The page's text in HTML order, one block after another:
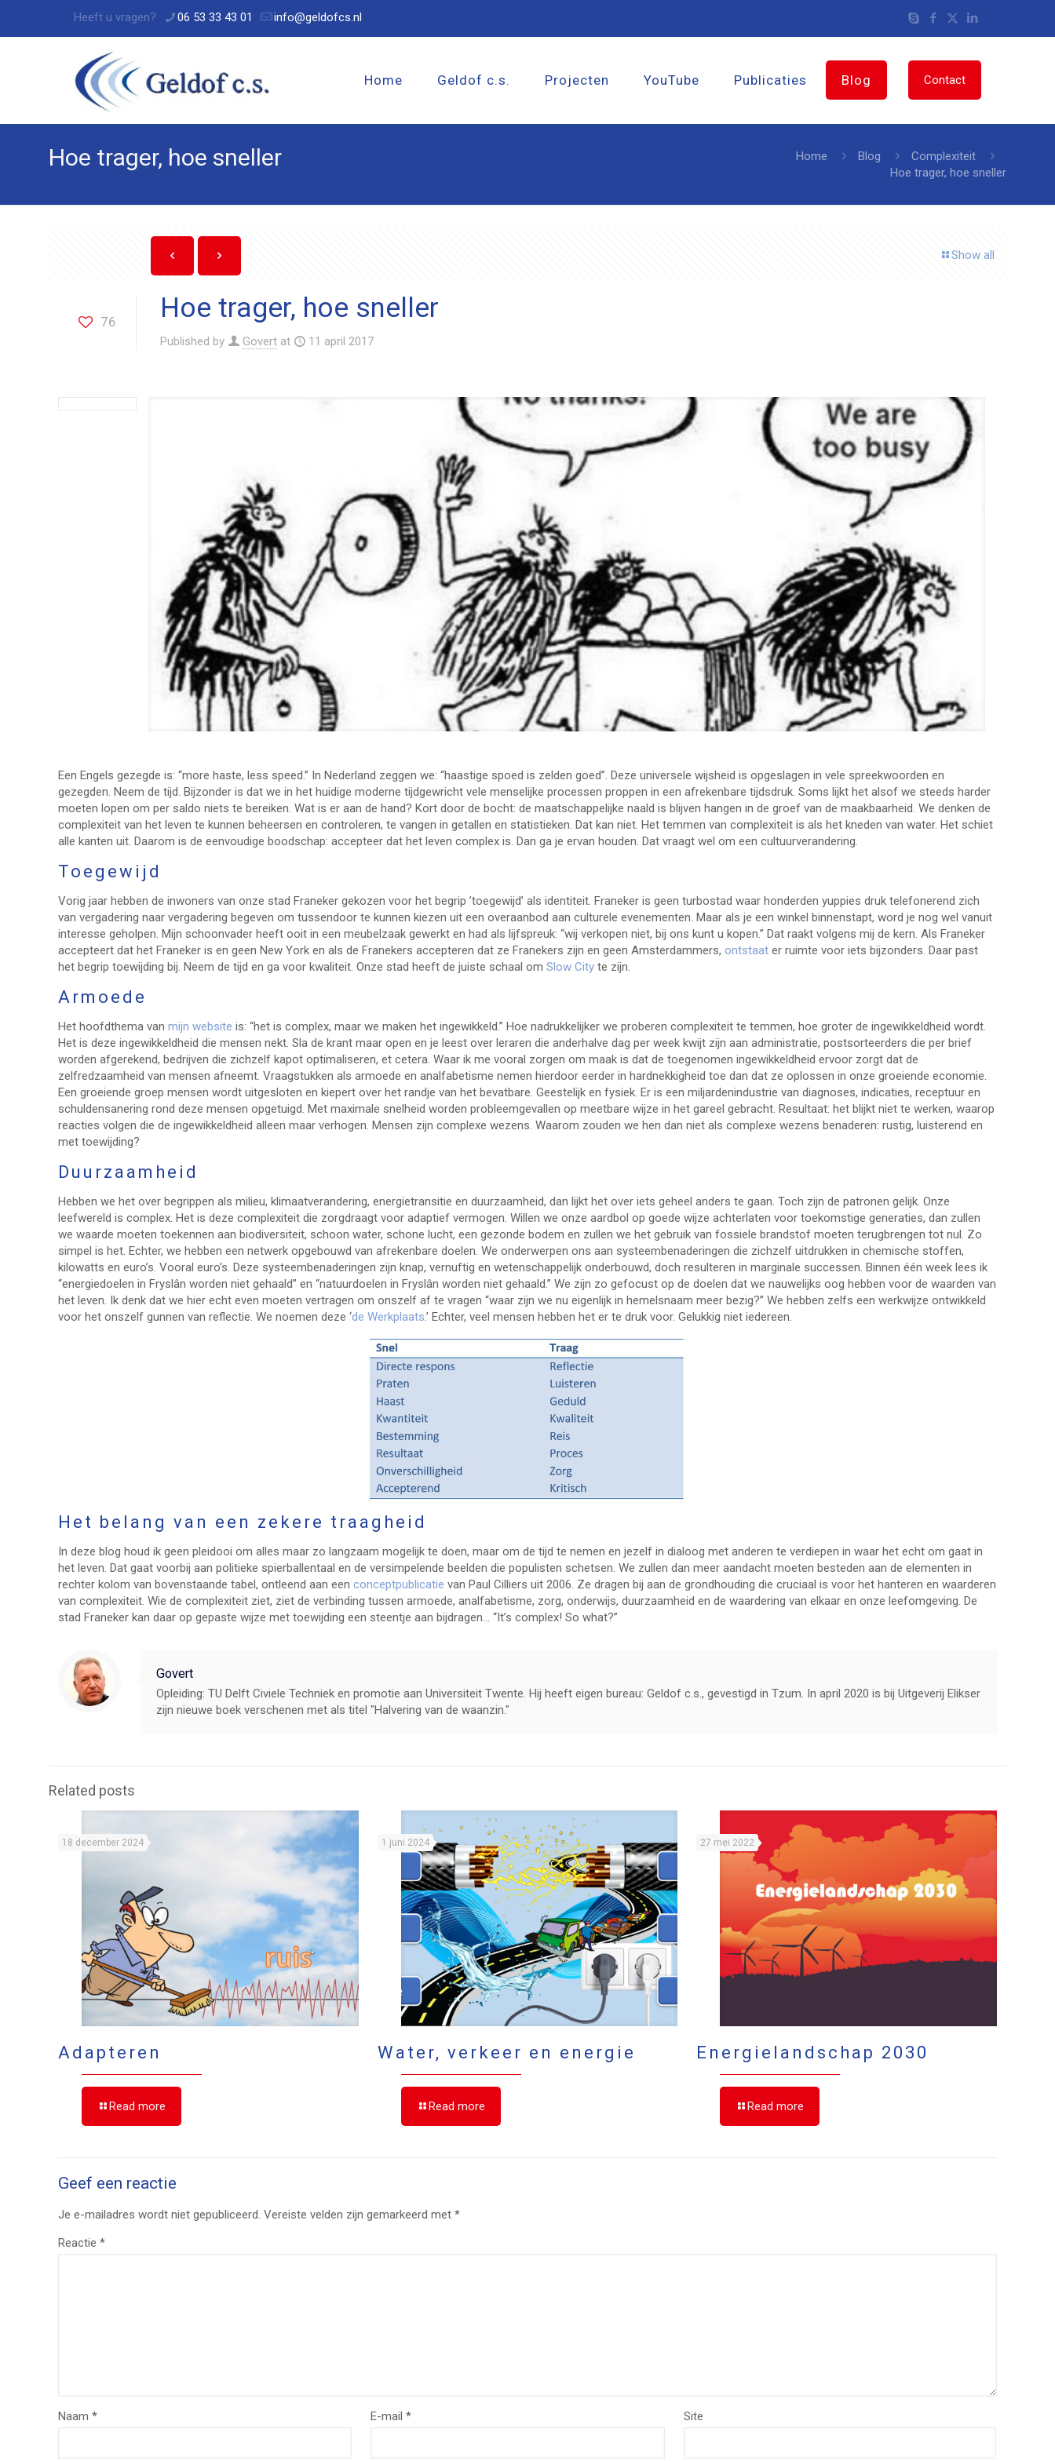
Heeft u vragen? 06 53 33 43 01 info@geldofcs.nl
Home Geldof c.s. Projecten YouTube Publicaties Blog Contact
Hoe trager, hoe sneller Home Blog
Complexiteit
Hoe trager, hoe sneller
Show all
76 Hoe trager, hoe sneller
Published by Govert at 11 april 2017
Een Engels gezegde is: “more haste, less speed.” In Nederland zeggen we: “haastige spoed is zelden goed”. Deze universele wijsheid is opgeslagen in vele spreekwoorden en
gezegden. Neem de tijd. Bijzonder is dat we in het huidige moderne tijdgewricht vele menselijke processen proppen in een afrekenbare tijdsdruk. Soms lijkt het alsof we steeds harder
moeten lopen om per saldo niets te bereiken. Wat is er aan de hand? Kort door de bocht: de maatschappelijke naald is blijven hangen in de groef van de maakbaarheid. We denken de
complexiteit van het leven te kunnen beheersen en controleren, te vangen in getallen en statistieken. Dat kan niet. Het temmen van complexiteit is als het kneden van water. Het schiet
alle kanten uit. Daarom is de eenvoudige boodschap: accepteer dat het leven complex is. Dan ga je ervan houden. Dat vraagt wel om een cultuurverandering.
Toegewijd
Vorig jaar hebben de inwoners van onze stad Franeker gekozen voor het begrip ’toegewijd’ als identiteit. Franeker is geen turbostad waar honderden yuppies druk telefonerend zich
van vergadering naar vergadering begeven om tussendoor te kunnen kiezen uit een overaanbod aan culturele evenementen. Maar als je een winkel binnenstapt, word je nog wel vanuit
interesse geholpen. Mijn schoonvader heeft ooit in een meubelzaak gewerkt en had als lijfspreuk: “wij verkopen niet, bij ons kunt u kopen.” Dat raakt volgens mij de kern. Als Franeker
accepteert dat het Franeker is en geen New York en als de Franekers accepteren dat ze Franekers zijn en geen Amsterdammers,ontstaat er ruimte voor iets bijzonders. Daar past
het begrip toewijding bij. Neem de tijd en ga voor kwaliteit. Onze stad heeft de juiste schaal omSlow City te zijn.
Armoede
Het hoofdthema vanmijn website is: “het is complex, maar we maken het ingewikkeld.” Hoe nadrukkelijker we proberen complexiteit te temmen, hoe groter de ingewikkeldheid wordt.
Het is deze ingewikkeldheid die mensen nekt. Sla de krant maar open en je leest over leraren die anderhalve dag per week kwijt zijn aan administratie, postsorteerders die per brief
worden afgerekend, bedrijven die zichzelf kapot optimaliseren, et cetera. Waar ik me vooral zorgen om maak is dat de toegenomen ingewikkeldheid ervoor zorgt dat de
zelfredzaamheid van mensen afneemt. Vraagstukken als armoede en analfabetisme nemen hierdoor eerder in hardnekkigheid toe dan dat ze oplossen in onze groeiende economie.
Een groeiende groep mensen wordt uitgesloten en kiepert over het randje van het bevatbare. Geestelijk en fysiek. Er is een miljardenindustrie van diagnoses, indicaties, receptuur en
schuldensanering rond deze mensen opgetuigd. Met maximale snelheid worden probleemgevallen op meetbare wijze in het gareel gebracht. Resultaat: het blijkt niet te werken, waarop
reacties volgen die de ingewikkeldheid alleen maar verhogen. Mensen zijn complexe wezens. Waarom zouden we hen dan niet als complexe wezens benaderen: rustig, luisterend en
met toewijding?
Duurzaamheid
Hebben we het over begrippen als milieu, klimaatverandering, energietransitie en duurzaamheid, dan lijkt het over iets geheel anders te gaan. Toch zijn de patronen gelijk. Onze
leefwereld is complex. Het is deze complexiteit die zorgdraagt voor adaptief vermogen. Willen we onze aardbol op goede wijze achterlaten voor toekomstige generaties, dan zullen
we waarde moeten toekennen aan biodiversiteit, schoon water, schone lucht, een gezonde bodem en zullen we het gebruik van fossiele brandstof moeten terugbrengen tot nul. Zo
simpel is het. Echter, we hebben een netwerk opgebouwd van afrekenbare doelen. We onderwerpen ons aan systeembenaderingen die zichzelf uitdrukken in chemische stoffen,
kilowatts en euro’s. Vooral euro’s. Deze systeembenaderingen zijn knap, vernuftig en wetenschappelijk onderbouwd, doch resulteren in marginale successen. Binnen één week lees ik
“energiedoelen in Fryslân worden niet gehaald” en “natuurdoelen in Fryslân worden niet gehaald.” We zijn zo gefocust op de doelen dat we nauwelijks oog hebben voor de waarden van
het leven. Ik denk dat we hier echt even moeten vertragen om onszelf af te vragen “waar zijn we nu eigenlijk in hemelsnaam meer bezig?” We hebben zelfs een werkwijze ontwikkeld
voor het onszelf gunnen van reflectie. We noemen deze ‘de Werkplaats.’ Echter, veel mensen hebben het er te druk voor. Gelukkig niet iedereen.
Het belang van een zekere traagheid
In deze blog houd ik geen pleidooi om alles maar zo langzaam mogelijk te doen, maar om de tijd te nemen en jezelf in dialoog met anderen te verdiepen in waar het echt om gaat in
het leven. Dat gaat voorbij aan politieke spierballentaal en de versimpelende beelden die populisten schetsen. We zullen dan meer aandacht moeten besteden aan de elementen in
rechter kolom van bovenstaande tabel, ontleend aan eenconceptpublicatie van Paul Cilliers uit 2006. Ze dragen bij aan de grondhouding die cruciaal is voor het hanteren en waarderen
van complexiteit. Wie de complexiteit ziet, ziet de verbinding tussen armoede, analfabetisme, zorg, onderwijs, duurzaamheid en de waardering van elkaar en onze leefomgeving. De
stad Franeker kan daar op gepaste wijze met toewijding een steentje aan bijdragen… “It’s complex! So what?”
Govert
Opleiding: TU Delft Civiele Techniek en promotie aan Universiteit Twente. Hij heeft eigen bureau: Geldof c.s., gevestigd in Tzum. In april 2020 is bij Uitgeverij Elikser
zijn nieuwe boek verschenen met als titel "Halvering van de waanzin."
Related posts
18 december 2024
Adapteren
Read more
1 juni 2024
Water, verkeer en energie
Read more
27 mei 2022
Energielandschap 2030
Read more
Geef een reactie
Je e-mailadres wordt niet gepubliceerd. Vereiste velden zijn gemarkeerd met *
Reactie *
Naam * E-mail* Site